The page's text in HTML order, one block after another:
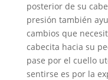
posterior de su
presión también
cambios que
cabecita hacia su
pase por el cuello
sentirse es por la